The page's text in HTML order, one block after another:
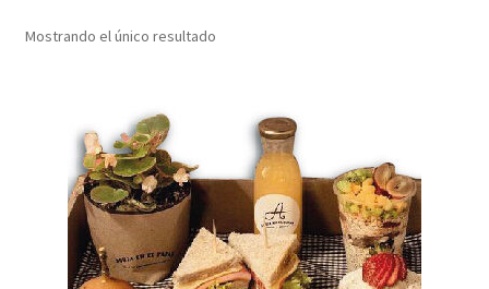
EMPAQUES ECOLÓGICOS
MACETAS Y MACETEROS
CALENDARIOS ECOLÓGICOS
Mostrando el único resultado